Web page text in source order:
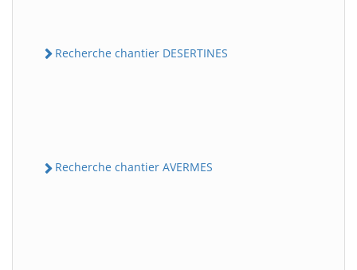
Recherche chantier DESERTINES
Recherche chantier AVERMES